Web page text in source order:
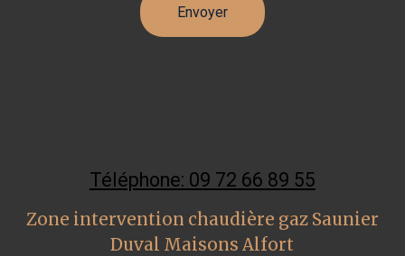
Téléphone: 09 72 66 89 55
Zone intervention chaudière gaz Saunier
Duval Maisons Alfort